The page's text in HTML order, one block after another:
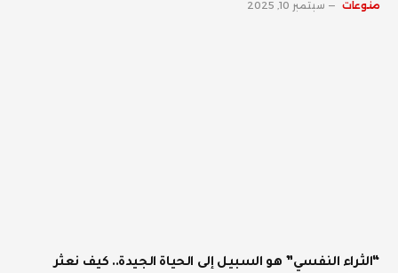
منوعات سبتمبر 10, 2025
“الثراء النفسي” هو السبيل إلى الحياة الجيدة.. كيف نعثر